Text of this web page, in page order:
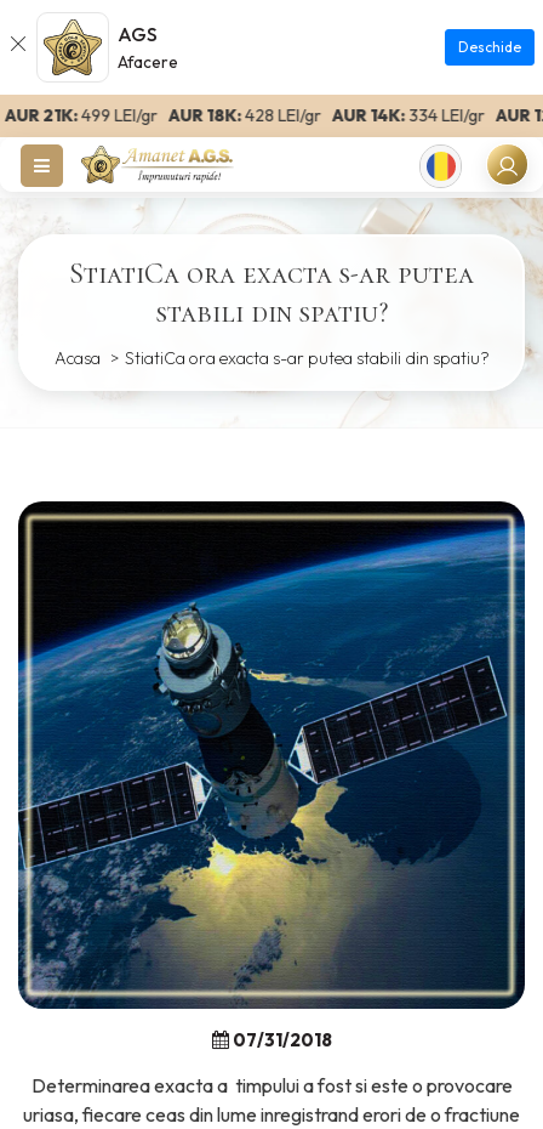
AGS
Afacere
Deschide
21K:499 LEI/grAUR 18K:428 LEI/grAUR 14K:334 LEI/grAUR
Romanian
StiatiCa ora exacta s-ar putea
stabili din spatiu?
Acasa StiatiCa ora exacta s-ar putea stabili din spatiu?
07/31/2018
Determinarea exacta a timpului a fost si este o provocare
uriasa, fiecare ceas din lume inregistrand erori de o fractiune